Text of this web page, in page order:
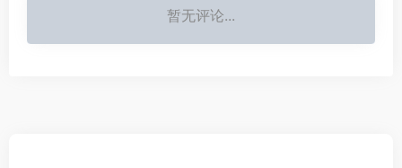
暂无评论...